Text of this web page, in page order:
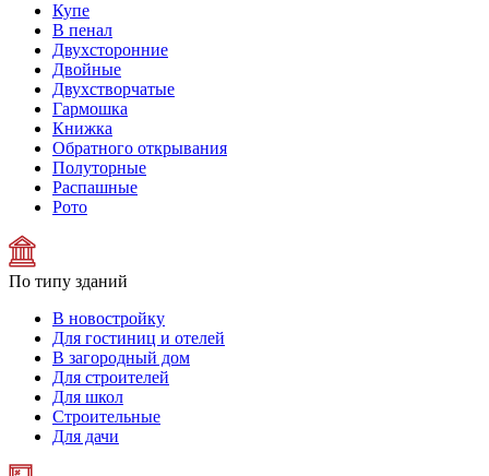
Купе
В пенал
Двухсторонние
Двойные
Двухстворчатые
Гармошка
Книжка
Обратного открывания
Полуторные
Распашные
Рото
По типу зданий
В новостройку
Для гостиниц и отелей
В загородный дом
Для строителей
Для школ
Строительные
Для дачи